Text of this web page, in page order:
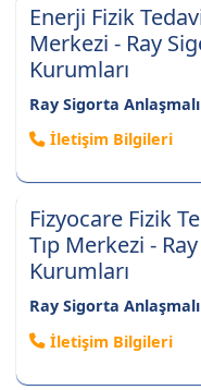
Enerji Fizik
Merkezi - Ray
Kurumları
Ray Sigorta
İletişim Bilgileri
Fizyocare Fizik
Tıp Merkezi -
Kurumları
Ray Sigorta
İletişim Bilgileri